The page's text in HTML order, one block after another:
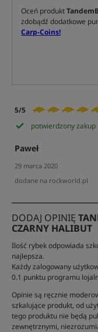
Oceń produkt
zdobądź dodatkowe
Carp-Coins!
5/5
potwierdzony zakup
Paweł
29 marca 2020
dodane na rockworld.pl
DODAJ OPINIĘ
CZARNY HALIBUT
Ilość rybek odpowiada
najlepsza.
Każdy zalogowany
0.1 punktu programu
Opinie są ręcznie
szkalujące produkt, od
tego produktu nie będą
zewnętrznymi,